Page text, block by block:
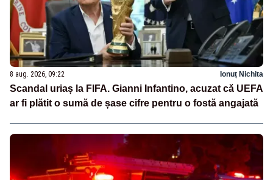
8 aug. 2026, 09:22 Ionuț Nichita
Scandal uriaș la FIFA. Gianni Infantino, acuzat că UEFA
ar fi plătit o sumă de șase cifre pentru o fostă angajată